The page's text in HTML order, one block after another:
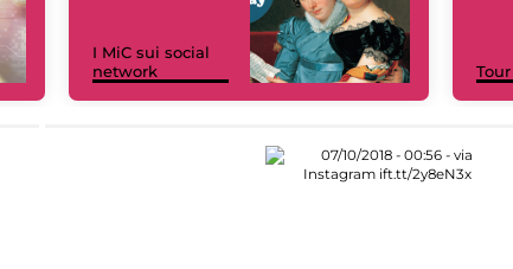
I MiC sui social
network